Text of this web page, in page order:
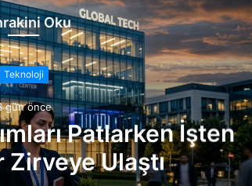
Oku
Teknoloji
gün önce
Patlarken İşten
Zirveye Ulaştı